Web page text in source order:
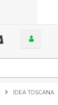
IDEA TOSCANA